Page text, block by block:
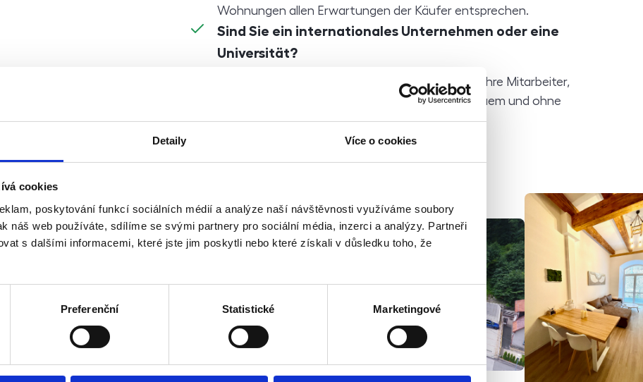
Detaily Více o cookies
cookies
poskytování funkcí sociálních médií a analýze naší návštěvnosti využíváme soubory
náš web používáte, sdílíme se svými partnery pro sociální média, inzerci a analýzy. Partneři
s dalšími informacemi, které jste jim poskytli nebo které získali v důsledku toho, že
Preferenční Statistické Marketingové
Wohnungen allen Erwartungen der Käufer entsprechen.
Sind Sie ein internationales Unternehmen oder eine
Universität?
Wir kümmern uns für Sie um die Vermietung für Ihre Mitarbeiter,
Kollegen aus dem Ausland oder Studenten. Bequem und ohne
administrativen oder zeitlichen Aufwand für Sie.